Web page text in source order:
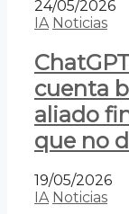
24/05/2026
IA Noticias
cuenta
aliado
que no
19/05/2026
IA Noticias